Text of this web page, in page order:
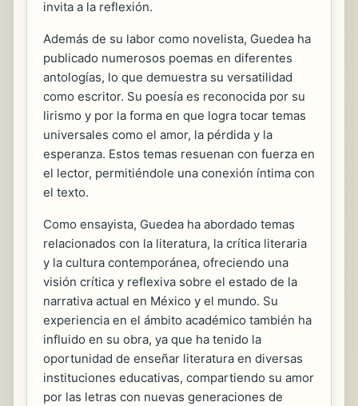
invita a la reflexión.
Además de su labor como novelista, Guedea ha
publicado numerosos poemas en diferentes
antologías, lo que demuestra su versatilidad
como escritor. Su poesía es reconocida por su
lirismo y por la forma en que logra tocar temas
universales como el amor, la pérdida y la
esperanza. Estos temas resuenan con fuerza en
el lector, permitiéndole una conexión íntima con
el texto.
Como ensayista, Guedea ha abordado temas
relacionados con la literatura, la crítica literaria
y la cultura contemporánea, ofreciendo una
visión crítica y reflexiva sobre el estado de la
narrativa actual en México y el mundo. Su
experiencia en el ámbito académico también ha
influido en su obra, ya que ha tenido la
oportunidad de enseñar literatura en diversas
instituciones educativas, compartiendo su amor
por las letras con nuevas generaciones de